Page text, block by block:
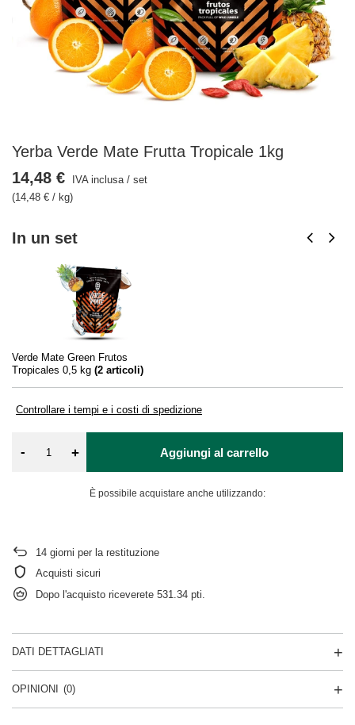
Yerba Verde Mate Frutta Tropicale 1kg
In un set
Verde Mate Green Frutos
Tropicales 0,5 kg (2 articoli)
Controllare i tempi e i costi di spedizione
14,48 € IVA inclusa/ set
(14,48 € / kg)
- + Aggiungi al carrello
È possibile acquistare anche utilizzando:
14 giorni per la restituzione
Acquisti sicuri
Dopo l'acquisto riceverete 531.34 pti.
DATI DETTAGLIATI
OPINIONI (0)